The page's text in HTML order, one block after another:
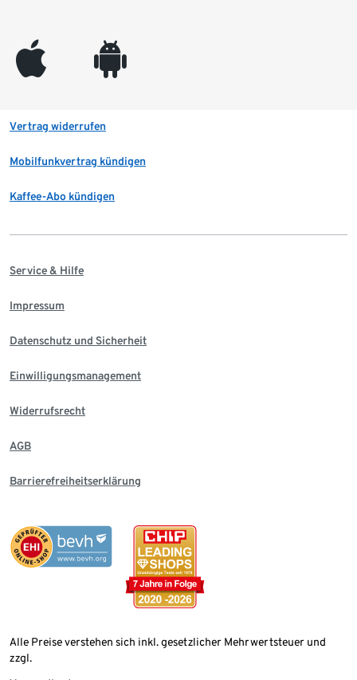
appleinc android
Vertrag widerrufen
Mobilfunkvertrag kündigen
Kaffee-Abo kündigen
Service & Hilfe
Impressum
Datenschutz und Sicherheit
Einwilligungsmanagement
Widerrufsrecht
AGB
Barrierefreiheitserklärung
Alle Preise verstehen sich inkl. gesetzlicher Mehrwertsteuer und
zzgl.